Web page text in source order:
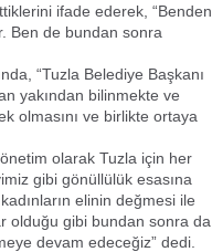
ifade ederek, “Benden
Ben de bundan sonra
“Tuzla Belediye Başkanı
yakından bilinmekte ve
olmasını ve birlikte ortaya
olarak Tuzla için her
gibi gönüllülük esasına
elinin değmesi ile
olduğu gibi bundan sonra da
devam edeceğiz” dedi.